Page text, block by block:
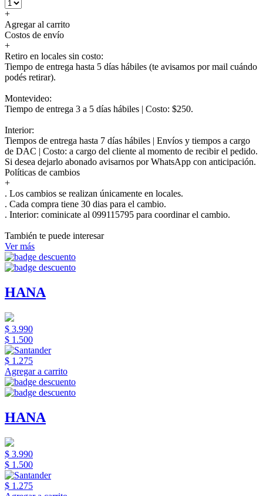
+
Agregar al carrito
Costos de envío
+
Retiro en locales sin costo:
Tiempo de entrega hasta 5 días hábiles (te avisamos por mail cuándo
podés retirar).
Montevideo:
Tiempo de entrega 3 a 5 días hábiles | Costo: $250.
Interior:
Tiempos de entrega hasta 7 días hábiles | Envíos y tiempos a cargo
de DAC | Costo: a cargo del cliente al momento de recibir el pedido.
Si desea dejarlo abonado avisarnos por WhatsApp con anticipación.
Políticas de cambios
+
. Los cambios se realizan únicamente en locales.
. Cada compra tiene 30 dias para el cambio.
. Interior: cominicate al 099115795 para coordinar el cambio.
También te puede interesar
Ver más
HANA
$ 3.990
$ 1.500
$ 1.275
Agregar a carrito
HANA
$ 3.990
$ 1.500
$ 1.275